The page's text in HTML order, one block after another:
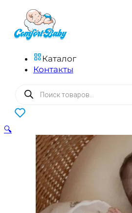
Каталог
Контакты
Поиск
товаров
0
🔍